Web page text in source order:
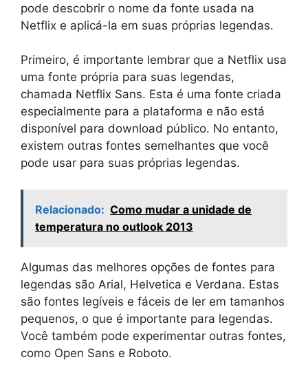
pode descobrir o nome da fonte usada na
Netflix e aplicá-la em suas próprias legendas.
Primeiro, é importante lembrar que a Netflix usa
uma fonte própria para suas legendas,
chamada Netflix Sans. Esta é uma fonte criada
especialmente para a plataforma e não está
disponível para download público. No entanto,
existem outras fontes semelhantes que você
pode usar para suas próprias legendas.
Relacionado: Como mudar a unidade de
temperatura no outlook 2013
Algumas das melhores opções de fontes para
legendas são Arial, Helvetica e Verdana. Estas
são fontes legíveis e fáceis de ler em tamanhos
pequenos, o que é importante para legendas.
Você também pode experimentar outras fontes,
como Open Sans e Roboto.